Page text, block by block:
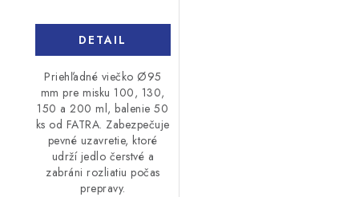
DETAIL
Priehľadné viečko Ø95
mm pre misku 100, 130,
150 a 200 ml, balenie 50
ks od FATRA. Zabezpečuje
pevné uzavretie, ktoré
udrží jedlo čerstvé a
zabráni rozliatiu počas
prepravy.